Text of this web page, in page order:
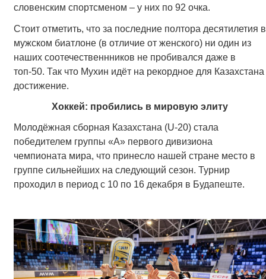
словенским спортсменом – у них по 92 очка.
Стоит отметить, что за последние полтора десятилетия в
мужском биатлоне (в отличие от женского) ни один из
наших соотечественнников не пробивался даже в
топ-50. Так что Мухин идёт на рекордное для Казахстана
достижение.
Хоккей: пробились в мировую элиту
Молодёжная сборная Казахстана (U-20) стала
победителем группы «А» первого дивизиона
чемпионата мира, что принесло нашей стране место в
группе сильнейших на следующий сезон. Турнир
проходил в период с 10 по 16 декабря в Будапеште.